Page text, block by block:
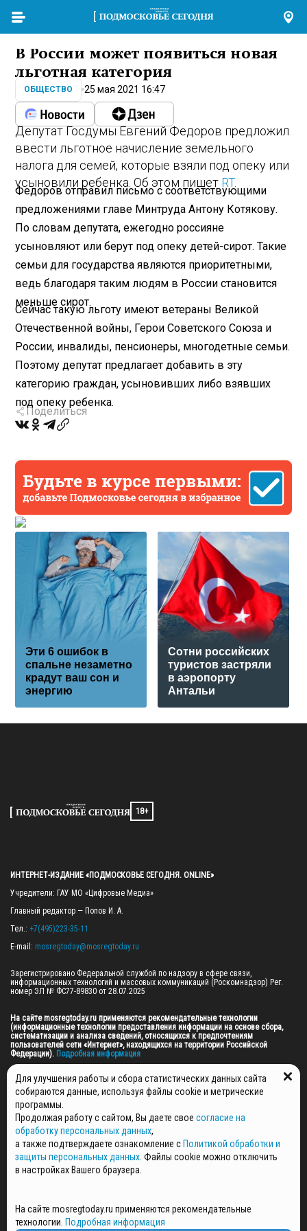
В России может появиться новая
льготная категория
ОБЩЕСТВО 25 мая 2021 16:47
Депутат Госдумы Евгений Федоров предложил
ввести льготное начисление земельного
налога для семей, которые взяли под опеку или
усыновили ребенка. Об этом пишет RT.
Федоров отправил письмо с соответствующими
предложениями главе Минтруда Антону Котякову.
По словам депутата, ежегодно россияне
усыновляют или берут под опеку детей-сирот. Такие
семьи для государства являются приоритетными,
ведь благодаря таким людям в России становится
меньше сирот.
Сейчас такую льготу имеют ветераны Великой
Отечественной войны, Герои Советского Союза и
России, инвалиды, пенсионеры, многодетные семьи.
Поэтому депутат предлагает добавить в эту
категорию граждан, усыновивших либо взявших
под опеку ребенка.
Поделиться
Эти 6 ошибок в
спальне незаметно
крадут ваш сон и
энергию
Сотни российских
туристов застряли
в аэропорту
Антальи
18+
ИНТЕРНЕТ-ИЗДАНИЕ «ПОДМОСКОВЬЕ СЕГОДНЯ. ONLINE»
Учредители: ГАУ МО «Цифровые Медиа»
Главный редактор — Попов И. А.
Тел.: +7(495)223-35-11
E-mail: mosregtoday@mosregtoday.ru
Зарегистрировано Федеральной службой по надзору в сфере связи,
информационных технологий и массовых коммуникаций (Роскомнадзор) Рег.
номер ЭЛ № ФС77-89830 от 28.07.2025
На сайте mosregtoday.ru применяются рекомендательные технологии
(информационные технологии предоставления информации на основе сбора,
систематизации и анализа сведений, относящихся к предпочтениям
пользователей сети «Интернет», находящихся на территории Российской
Федерации). Подробная информация
© 2026 ПРАВА НА ВСЕ МАТЕРИАЛЫ САЙТА ПРИНАДЛЕЖАТ ГАУ МО "ЦИФРОВЫЕ
МЕДИА" (ОГРН: 1255000059467).
ПОЛИТИКА ОБРАБОТКИ И ЗАЩИТЫ ПЕРСОНАЛЬНЫХ ДАННЫХ
НОВОСТИ
ГАЗЕТЫ
РЕКЛАМОДАТЕЛЯМ
СПЕЦПРОЕКТЫ
СТАТЬИ
Для улучшения работы и сбора статистических данных сайта
собираются данные, используя файлы cookie и метрические
программы.
Продолжая работу с сайтом, Вы даете свое согласие на
обработку персональных данных,
а также подтверждаете ознакомление с Политикой обработки и
защиты персональных данных . Файлы cookie можно отключить
в настройках Вашего браузера.
На сайте mosregtoday.ru применяются рекомендательные
технологии. Подробная информация